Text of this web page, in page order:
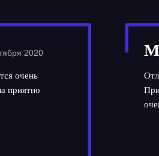
2020
очень
приятно